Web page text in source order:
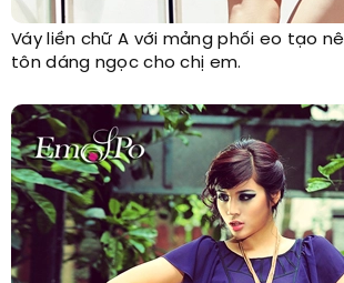
Váy liền chữ A với mảng phối eo tạo
tôn dáng ngọc cho chị em.